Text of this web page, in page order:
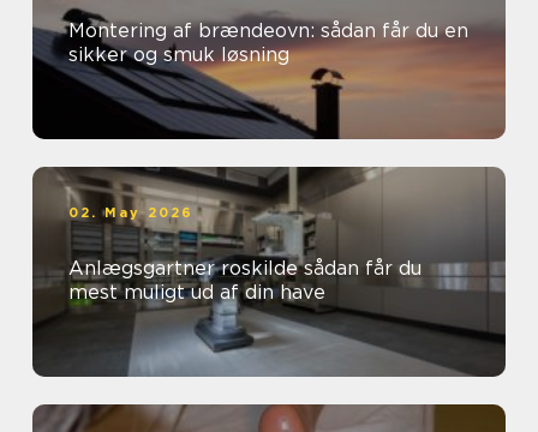
Montering af brændeovn: sådan får du en
sikker og smuk løsning
02. May 2026
Anlægsgartner roskilde sådan får du
mest muligt ud af din have